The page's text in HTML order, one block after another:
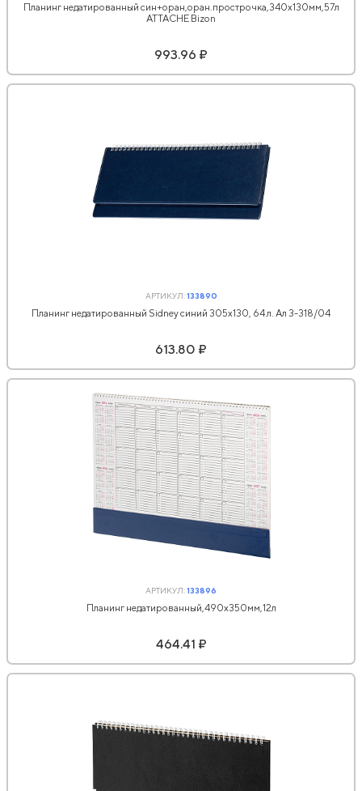
Планинг недатированный син+оран,оран.прострочка,340x130мм,57л
АТТАСНЕ Bizon
993.96 ₽
АРТИКУЛ:133890
Планинг недатированный Sidney синий 305х130, 64 л. Ал 3-318/04
613.80 ₽
АРТИКУЛ:133896
Планинг недатированный,490х350мм,12л
464.41 ₽